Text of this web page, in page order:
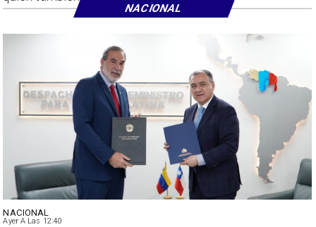
NACIONAL
Ayer A Las 12:40
NACIONAL